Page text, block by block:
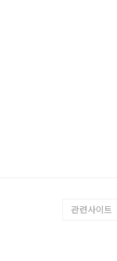
관련사이트